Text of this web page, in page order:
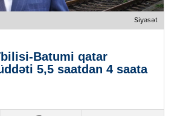
Siyasət
Batumi qatar
5,5 saatdan 4 saata